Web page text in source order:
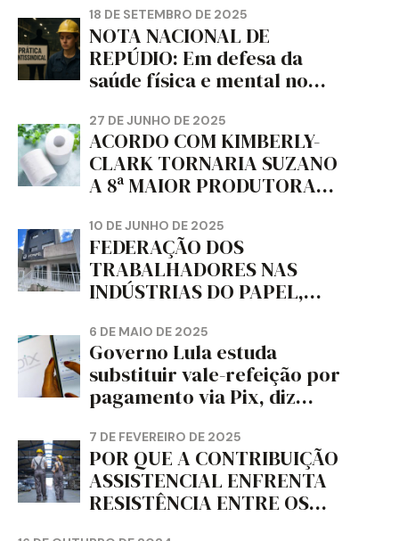
18 DE SETEMBRO DE 2025
NOTA NACIONAL DE
REPÚDIO: Em defesa da
saúde física e mental no
da dignidade sindical.
27 DE JUNHO DE 2025
ACORDO COM KIMBERLY-
CLARK TORNARIA SUZANO
A 8ª MAIOR PRODUTORA
MUNDO, DIZ FITCH
10 DE JUNHO DE 2025
FEDERAÇÃO DOS
TRABALHADORES NAS
INDÚSTRIAS DO PAPEL,
CORTIÇA E ARTEFATOS DE
PAPEL DO ESTADO DO
PARANÁ – FETRAPEL-PR
6 DE MAIO DE 2025
Governo Lula estuda
substituir vale-refeição por
pagamento via Pix, diz
7 DE FEVEREIRO DE 2025
POR QUE A CONTRIBUIÇÃO
ASSISTENCIAL ENFRENTA
RESISTÊNCIA ENTRE OS